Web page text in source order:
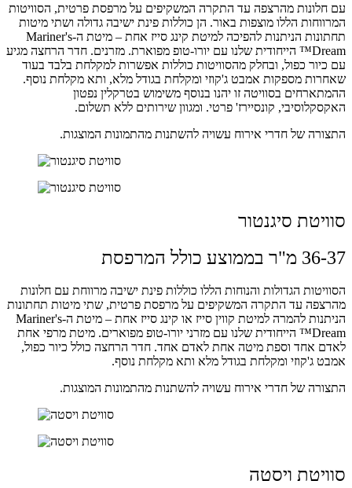
עם חלונות מהרצפה עד התקרה המשקיפים על מרפסת פרטית, הסוויטות
המרווחות הללו מוצפות באור. הן כוללות פינת ישיבה גדולה ושתי מיטות
תחתונות הניתנות להפיכה למיטת קינג סייז אחת – מיטת ה-Mariner's
Dream™ הייחודית שלנו עם יורו-טופ מפוארת. מזרנים. חדר הרחצה מגיע
עם כיור כפול, ובחלק מהסוויטות כוללות אפשרות למקלחת בלבד בעוד
שאחרות מספקות אמבט ג'קוזי ומקלחת בגודל מלא, ותא מקלחת נוסף.
ההמתארחים בסוויטה זו יהנו בנוסף משימוש בטרקלין נפטון
האקסקלוסיבי, קונסיירז' פרטי. ומגוון שירותים ללא תשלום.
התצורה של חדרי אירוח עשויה להשתנות מהתמונות המוצגות.
סוויטת סיגנטור
36-37 מ"ר בממוצע כולל המרפסת
הסוויטות הגדולות והנוחות הללו כוללות פינת ישיבה מרווחת עם חלונות
מהרצפה עד התקרה המשקיפים על מרפסת פרטית, שתי מיטות תחתונות
הניתנות להמרה למיטת קווין סייז או קינג סייז אחת – מיטת ה-Mariner's
Dream™ הייחודית שלנו עם מזרני יורו-טופ מפוארים. מיטת מרפי אחת
לאדם אחד וספת מיטה אחת לאדם אחד. חדר הרחצה כולל כיור כפול,
אמבט ג'קוזי ומקלחת בגודל מלא ותא מקלחת נוסף.
התצורה של חדרי אירוח עשויה להשתנות מהתמונות המוצגות.
סוויטת ויסטה